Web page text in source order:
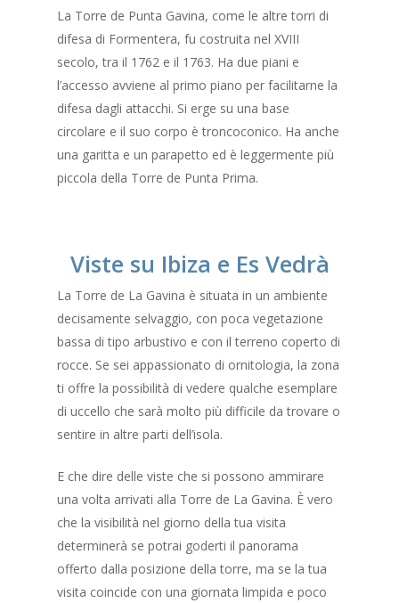
La Torre de Punta Gavina, come le altre torri di
difesa di Formentera, fu costruita nel XVIII
secolo, tra il 1762 e il 1763. Ha due piani e
l’accesso avviene al primo piano per facilitarne la
difesa dagli attacchi. Si erge su una base
circolare e il suo corpo è troncoconico. Ha anche
una garitta e un parapetto ed è leggermente più
piccola della Torre de Punta Prima.
Viste su Ibiza e Es Vedrà
La Torre de La Gavina è situata in un ambiente
decisamente selvaggio, con poca vegetazione
bassa di tipo arbustivo e con il terreno coperto di
rocce. Se sei appassionato di ornitologia, la zona
ti offre la possibilità di vedere qualche esemplare
di uccello che sarà molto più difficile da trovare o
sentire in altre parti dell’isola.
E che dire delle viste che si possono ammirare
una volta arrivati alla Torre de La Gavina. È vero
che la visibilità nel giorno della tua visita
determinerà se potrai goderti il panorama
offerto dalla posizione della torre, ma se la tua
visita coincide con una giornata limpida e poco